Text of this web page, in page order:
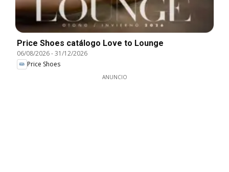
Price Shoes catálogo Love to Lounge
06/08/2026-31/12/2026
Price Shoes
ANUNCIO